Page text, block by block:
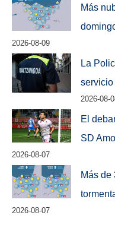
Más
2026-08-09
La
2026-08-
El
SD
2026-08-07
Más de
2026-08-07